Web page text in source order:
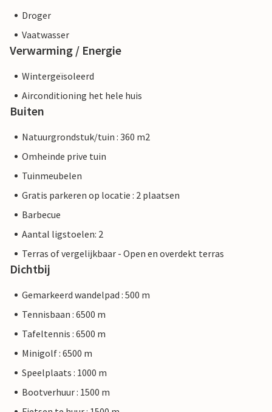
Droger
Vaatwasser
Verwarming / Energie
Wintergeïsoleerd
Airconditioning het hele huis
Buiten
Natuurgrondstuk/tuin : 360 m2
Omheinde prive tuin
Tuinmeubelen
Gratis parkeren op locatie : 2 plaatsen
Barbecue
Aantal ligstoelen: 2
Terras of vergelijkbaar - Open en overdekt terras
Dichtbij
Gemarkeerd wandelpad : 500 m
Tennisbaan : 6500 m
Tafeltennis : 6500 m
Minigolf : 6500 m
Speelplaats : 1000 m
Bootverhuur : 1500 m